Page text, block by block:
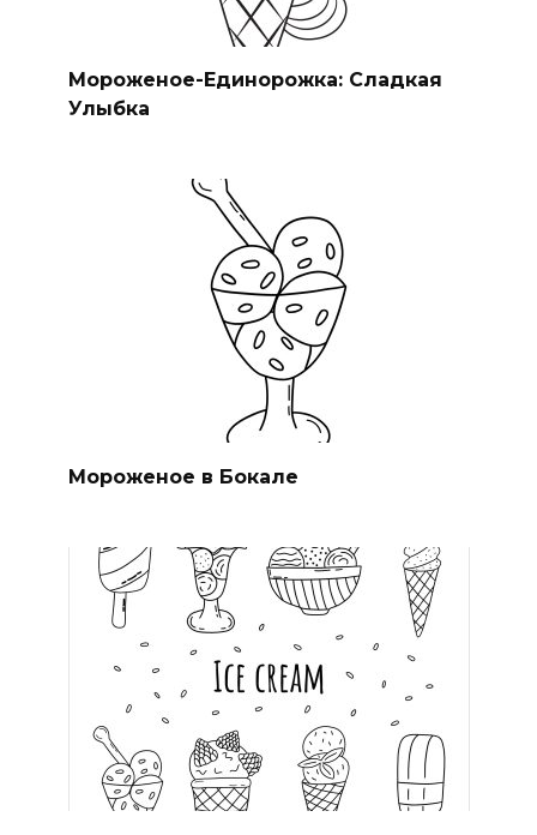
Мороженое-Единорожка: Сладкая
Улыбка
Мороженое в Бокале